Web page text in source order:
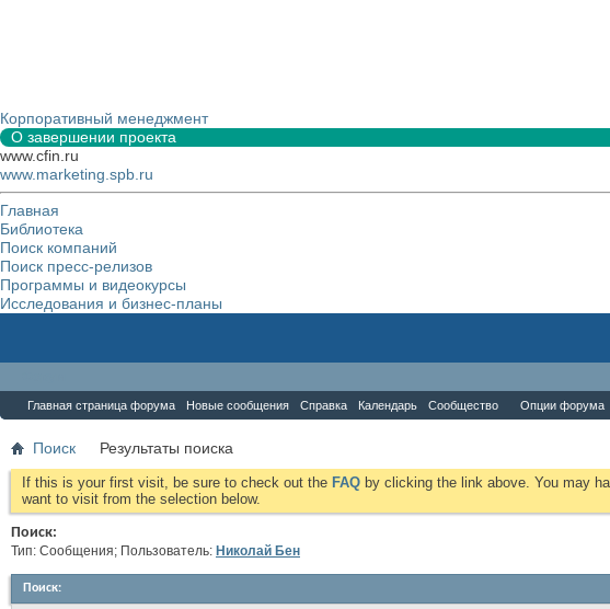
Корпоративный менеджмент
О завершении проекта
www.cfin.ru
www.marketing.spb.ru
Главная
Библиотека
Поиск компаний
Поиск пресс-релизов
Программы и видеокурсы
Исследования и бизнес-планы
Главная страница форума Новые сообщения Справка Календарь Сообщество Опции форума
Поиск Результаты поиска
If this is your first visit, be sure to check out the FAQ by clicking the link above. You may
want to visit from the selection below.
Поиск:
Тип: Сообщения; Пользователь: Николай Бен
Поиск: